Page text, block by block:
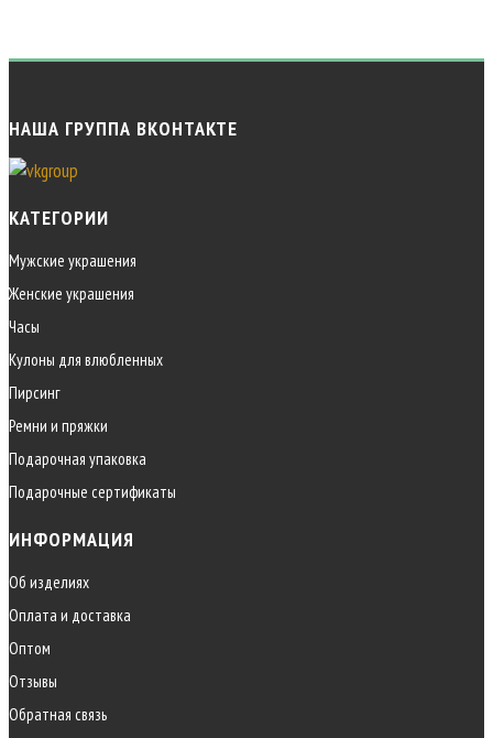
НАША ГРУППА ВКОНТАКТЕ
КАТЕГОРИИ
Мужские украшения
Женские украшения
Часы
Кулоны для влюбленных
Пирсинг
Ремни и пряжки
Подарочная упаковка
Подарочные сертификаты
ИНФОРМАЦИЯ
Об изделиях
Оплата и доставка
Оптом
Отзывы
Обратная связь